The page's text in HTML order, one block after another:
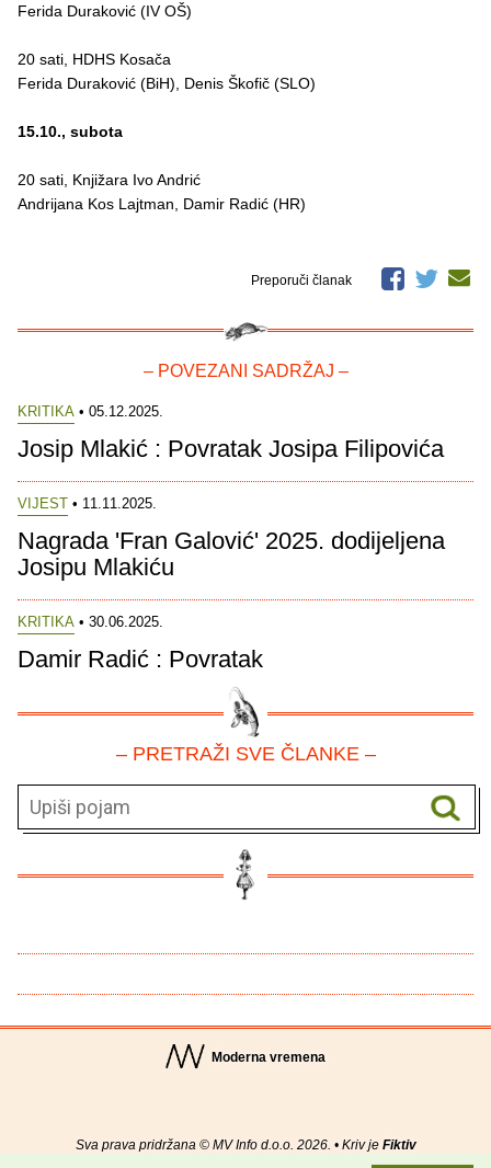
Ferida Duraković (IV OŠ)
20 sati, HDHS Kosača
Ferida Duraković (BiH), Denis Škofič (SLO)
15.10., subota
20 sati, Knjižara Ivo Andrić
Andrijana Kos Lajtman, Damir Radić (HR)
Preporuči članak
– POVEZANI SADRŽAJ –
KRITIKA • 05.12.2025.
Josip Mlakić : Povratak Josipa Filipovića
VIJEST • 11.11.2025.
Nagrada 'Fran Galović' 2025. dodijeljena
Josipu Mlakiću
KRITIKA • 30.06.2025.
Damir Radić : Povratak
– PRETRAŽI SVE ČLANKE –
Moderna vremena
Sva prava pridržana © MV Info d.o.o. 2026. • Kriv je Fiktiv